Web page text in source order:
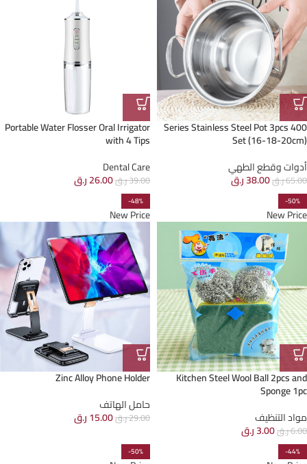
400 Series Stainless Steel Pot 3pcs
Set (16-18-20cm)
أدوات وقطع الطهي
65.00ر.ق38.00ر.ق
Portable Water Flosser Oral Irrigator
with 4 Tips
Dental Care
39.00ر.ق26.00ر.ق
-50%
New Price
Kitchen Steel Wool Ball 2pcs and
Sponge 1pc
مواد التنظيف
6.00ر.ق3.00ر.ق
-48%
New Price
Zinc Alloy Phone Holder
حامل الهاتف
29.00ر.ق15.00ر.ق
-44%
-50%